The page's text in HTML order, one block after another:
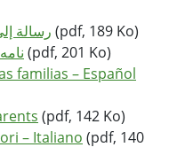
رسالة (pdf, 189 Ko)
(pdf, 201 Ko)
familias – Español
(pdf, 142 Ko)
– Italiano (pdf, 140